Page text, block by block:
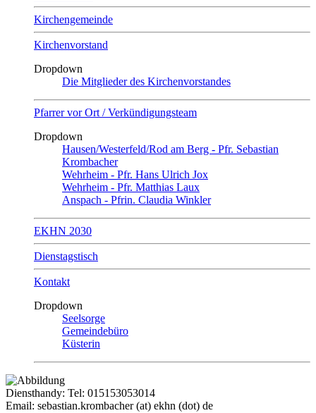
Kirchengemeinde
Kirchenvorstand
Dropdown
Die Mitglieder des Kirchenvorstandes
Pfarrer vor Ort / Verkündigungsteam
Dropdown
Hausen/Westerfeld/Rod am Berg - Pfr. Sebastian
Krombacher
Wehrheim - Pfr. Hans Ulrich Jox
Wehrheim - Pfr. Matthias Laux
Anspach - Pfrin. Claudia Winkler
EKHN 2030
Dienstagstisch
Kontakt
Dropdown
Seelsorge
Gemeindebüro
Küsterin
Diensthandy: Tel: 015153053014
Email: sebastian.krombacher (at) ekhn (dot) de